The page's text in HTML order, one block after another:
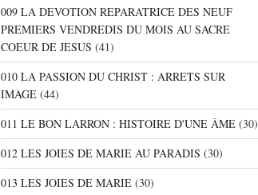
009 LA DEVOTION REPARATRICE DES NEUF
PREMIERS VENDREDIS DU MOIS AU SACRE
COEUR DE JESUS (41)
010 LA PASSION DU CHRIST : ARRETS SUR
IMAGE(44)
011 LE BON LARRON : HISTOIRE D'UNE ÂME(30)
012 LES JOIES DE MARIE AU PARADIS (30)
013 LES JOIES DE MARIE(30)